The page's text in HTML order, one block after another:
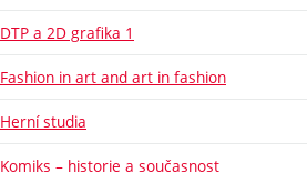
DTP a 2D grafika 1
Fashion in art and art in fashion
Herní studia
Komiks – historie a současnost